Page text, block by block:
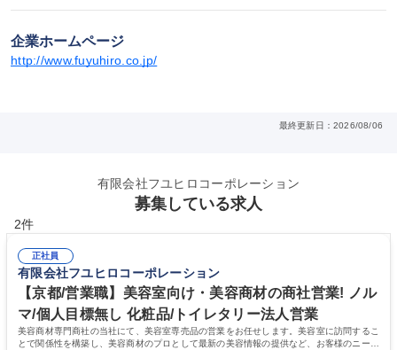
企業ホームページ
http://www.fuyuhiro.co.jp/
最終更新日：2026/08/06
有限会社フユヒロコーポレーション
募集している求人
2件
正社員
有限会社フユヒロコーポレーション
【京都/営業職】美容室向け・美容商材の商社営業! ノル
マ/個人目標無し 化粧品/トイレタリー法人営業
美容商材専門商社の当社にて、美容室専売品の営業をお任せします。美容室に訪問するこ
とで関係性を構築し、美容商材のプロとして最新の美容情報の提供など、お客様のニーズ